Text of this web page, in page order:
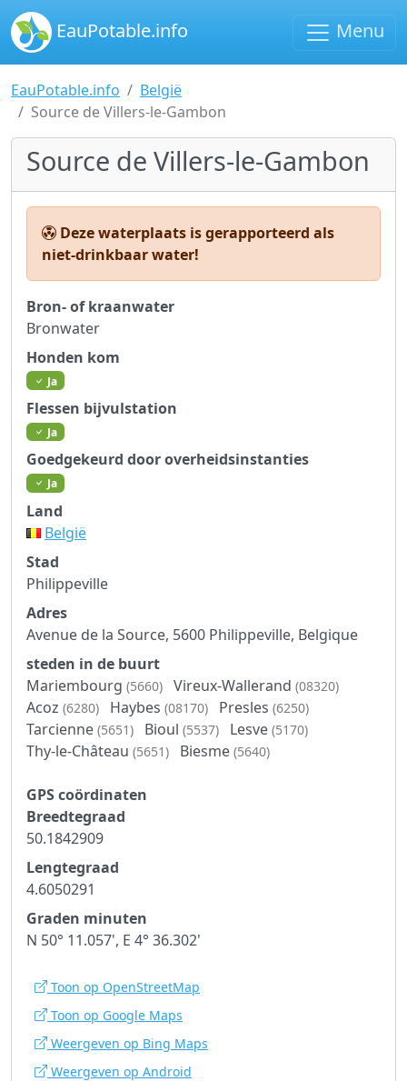
EauPotable.info Menu
EauPotable.info
België
Source de Villers-le-Gambon
Source de Villers-le-Gambon
Deze waterplaats is gerapporteerd als
niet-drinkbaar water!
Bron- of kraanwater
Bronwater
Honden kom
Ja
Flessen bijvulstation
Ja
Goedgekeurd door overheidsinstanties
Ja
Land
België
Stad
Philippeville
Adres
Avenue de la Source, 5600 Philippeville, Belgique
steden in de buurt
Mariembourg (5660) Vireux-Wallerand (08320)
Acoz (6280) Haybes (08170) Presles (6250)
Tarcienne (5651) Bioul (5537) Lesve (5170)
Thy-le-Château (5651) Biesme (5640)
GPS coördinaten
Breedtegraad
50.1842909
Lengtegraad
4.6050291
Graden minuten
N 50° 11.057', E 4° 36.302'
Toon op OpenStreetMap
Toon op Google Maps
Weergeven op Bing Maps
Weergeven op Android